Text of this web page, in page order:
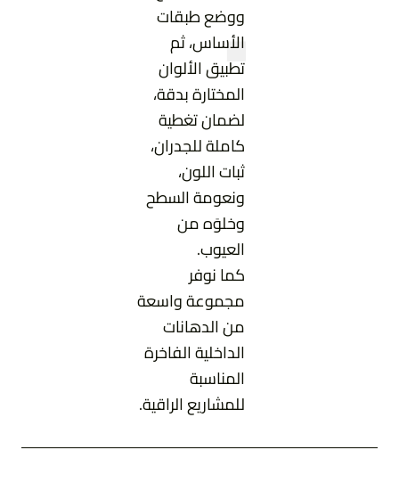
ووضع طبقات
الأساس، ثم
تطبيق الألوان
المختارة بدقة،
لضمان تغطية
كاملة للجدران،
ثبات اللون،
ونعومة السطح
وخلوَه من
العيوب.
كما نوفر
مجموعة واسعة
من الدهانات
الداخلية الفاخرة
المناسبة
للمشاريع الراقية.